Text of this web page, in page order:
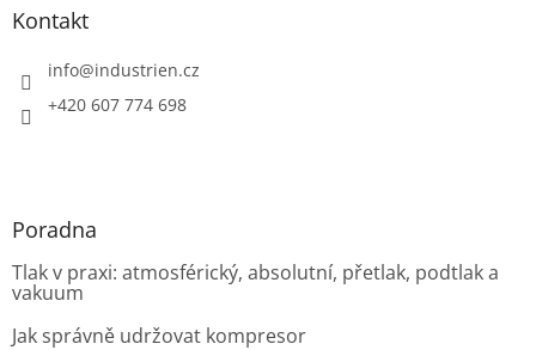
Kontakt
info@industrien.cz
+420 607 774 698
Poradna
Tlak v praxi: atmosférický, absolutní, přetlak, podtlak a
vakuum
Jak správně udržovat kompresor